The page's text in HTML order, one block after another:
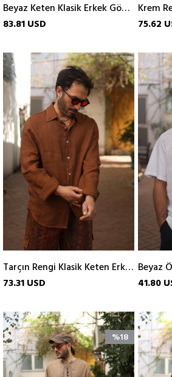
Beyaz Keten Klasik Erkek Gömlek
83.81 USD
75.62
Tarçın Rengi Klasik Keten Erkek Gömlek
73.31 USD
41.80
%18